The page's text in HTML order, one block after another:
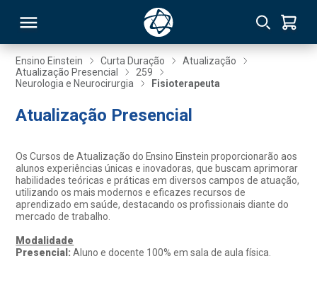
Ensino Einstein Curta Duração
Atualização
Atualização Presencial
259
Neurologia e Neurocirurgia
Fisioterapeuta
Atualização Presencial
Os Cursos de Atualização do Ensino Einstein proporcionarão aos
alunos experiências únicas e inovadoras, que buscam aprimorar
habilidades teóricas e práticas em diversos campos de atuação,
utilizando os mais modernos e eficazes recursos de
aprendizado em saúde, destacando os profissionais diante do
mercado de trabalho.
Modalidade
Presencial:Aluno e docente 100% em sala de aula física.